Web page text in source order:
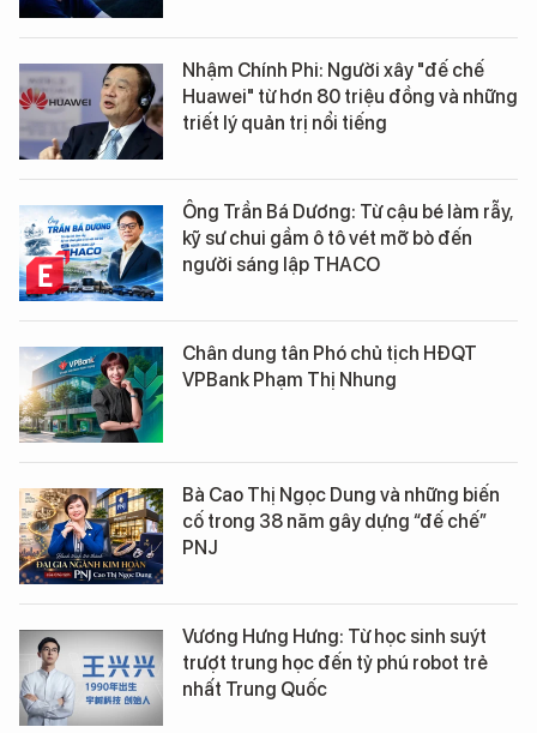
Nhậm Chính Phi: Người xây "đế chế
Huawei" từ hơn 80 triệu đồng và những
triết lý quản trị nổi tiếng
Ông Trần Bá Dương: Từ cậu bé làm rẫy,
kỹ sư chui gầm ô tô vét mỡ bò đến
người sáng lập THACO
Chân dung tân Phó chủ tịch HĐQT
VPBank Phạm Thị Nhung
Bà Cao Thị Ngọc Dung và những biến
cố trong 38 năm gây dựng “đế chế”
PNJ
Vương Hưng Hưng: Từ học sinh suýt
trượt trung học đến tỷ phú robot trẻ
nhất Trung Quốc